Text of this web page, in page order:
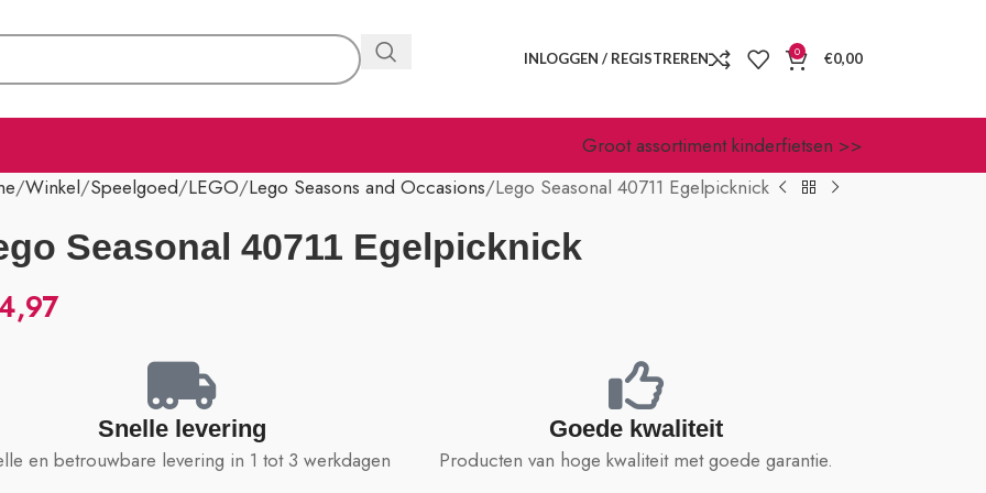
INLOGGEN / REGISTREREN 0 €0,00
Groot assortiment kinderfietsen >>
Winkel Speelgoed LEGO Lego Seasons and Occasions Lego Seasonal 40711 Egelpicknick
Seasonal 40711 Egelpicknick
Snelle levering
en betrouwbare levering in 1 tot 3 werkdagen
Goede kwaliteit
Producten van hoge kwaliteit met goede garantie.